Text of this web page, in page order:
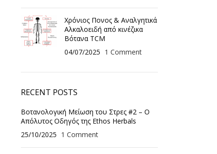
Χρόνιος Πονος & Αναλγητικά
Αλκαλοειδή από κινέζικα
Βότανα TCM
04/07/2025 1 Comment
RECENT POSTS
Βοτανολογική Μείωση του Στρες #2 – Ο
Απόλυτος Οδηγός της Ethos Herbals
25/10/2025 1 Comment